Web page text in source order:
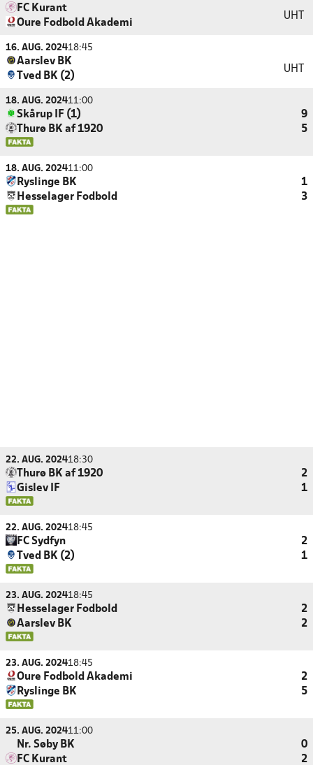
FC Kurant
Oure Fodbold Akademi
UHT
16. AUG. 202418:45
Aarslev BK
Tved BK (2)
UHT
18. AUG. 202411:00
Skårup IF (1)
9
Thurø BK af 1920
5
18. AUG. 202411:00
Ryslinge BK
1
Hesselager Fodbold
3
22. AUG. 202418:30
Thurø BK af 1920
2
Gislev IF
1
22. AUG. 202418:45
FC Sydfyn
2
Tved BK (2)
1
23. AUG. 202418:45
Hesselager Fodbold
2
Aarslev BK
2
23. AUG. 202418:45
Oure Fodbold Akademi
2
Ryslinge BK
5
25. AUG. 202411:00
Nr. Søby BK
0
FC Kurant
2